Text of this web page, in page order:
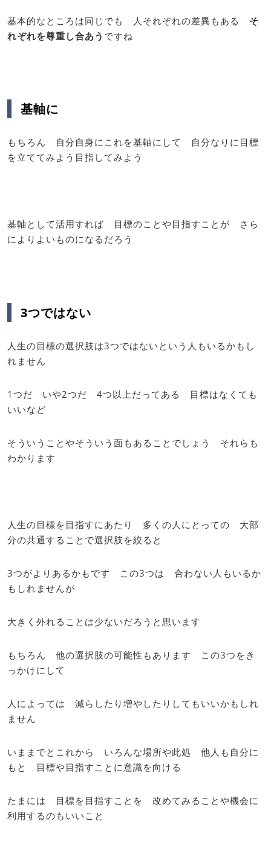
基本的なところは同じでも 人それぞれの差異もある そ
れぞれを尊重し合あう ですね
基軸に
もちろん 自分自身にこれを基軸にして 自分なりに目標
を立ててみよう目指してみよう
基軸として活用すれば 目標のことや目指すことが さら
によりよいものになるだろう
3つではない
人生の目標の選択肢は3つではないという人もいるかもし
れません
1つだ いや2つだ 4つ以上だってある 目標はなくても
いいなど
そういうことやそういう面もあることでしょう それらも
わかります
人生の目標を目指すにあたり 多くの人にとっての 大部
分の共通することで選択肢を絞ると
3つがよりあるかもです この3つは 合わない人もいるか
もしれませんが
大きく外れることは少ないだろうと思います
もちろん 他の選択肢の可能性もあります この3つをき
っかけにして
人によっては 減らしたり増やしたりしてもいいかもしれ
ません
いままでとこれから いろんな場所や此処 他人も自分に
もと 目標や目指すことに意識を向ける
たまには 目標を目指すことを 改めてみることや機会に
利用するのもいいこと